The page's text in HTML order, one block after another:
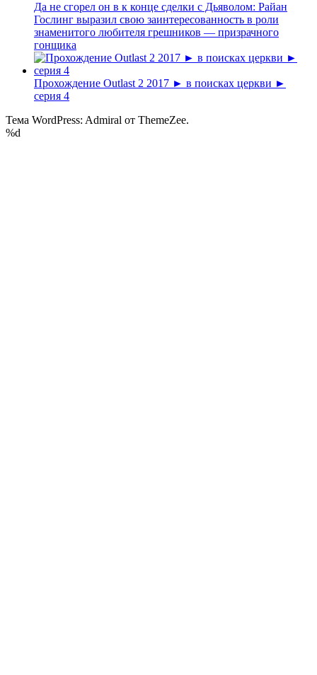
Да не сгорел он в к конце сделки с Дьяволом: Райан
Гослинг выразил свою заинтересованность в роли
знаменитого любителя грешников — призрачного
гонщика
Прохождение Outlast 2 2017 ► в поисках церкви ►
серия 4
Тема WordPress: Admiral от ThemeZee.
%d